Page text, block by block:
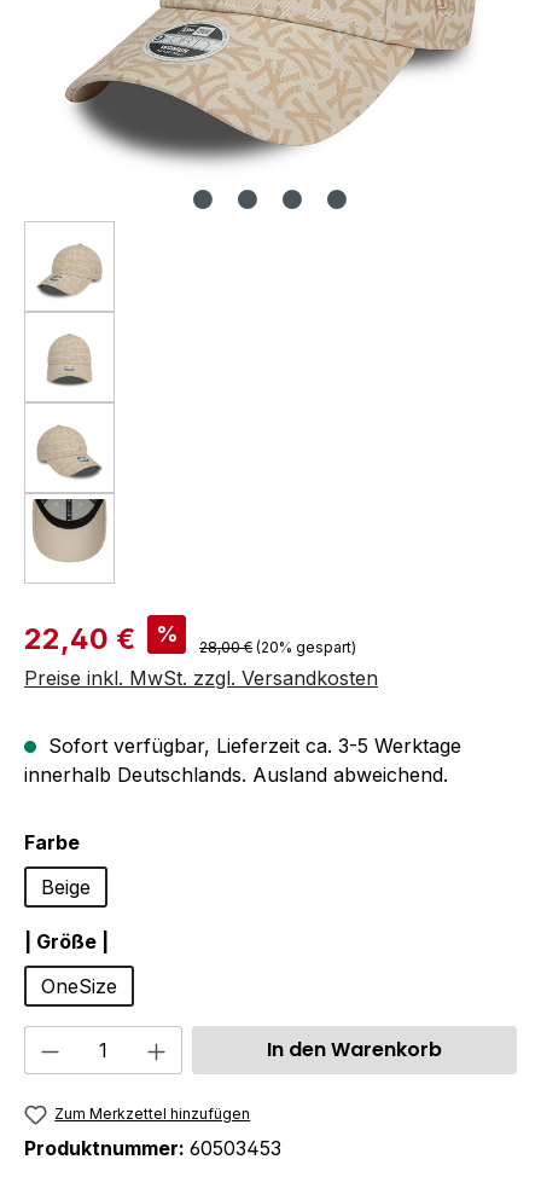
Verkaufspreis:
22,40 € % Regulärer Preis:
28,00 € (20% gespart)
Preise inkl. MwSt. zzgl. Versandkosten
Sofort verfügbar, Lieferzeit ca. 3-5 Werktage
innerhalb Deutschlands. Ausland abweichend.
Farbeauswählen
Beige
| Größe |
OneSize
Produkt Anzahl: Gib denIn den Warenkorb
Zum Merkzettel hinzufügen
Produktnummer: 60503453